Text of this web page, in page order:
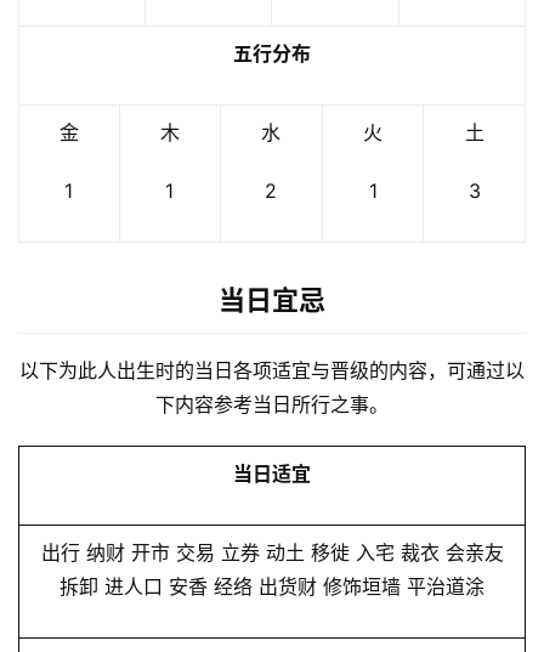
五行分布
金
1
木
1
水
2
火
1
土
3
当日宜忌
以下为此人出生时的当日各项适宜与晋级的内容，可通过以
下内容参考当日所行之事。
当日适宜
出行 纳财 开市 交易 立券 动土 移徙 入宅 裁衣 会亲友
拆卸 进人口 安香 经络 出货财 修饰垣墙 平治道涂